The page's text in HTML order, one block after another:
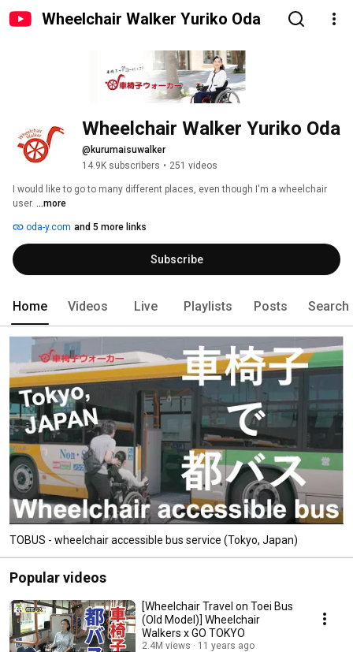
Wheelchair Walker Yuriko Oda
Wheelchair Walker Yuriko Oda
@kurumaisuwalker
14.9K subscribers • 251 videos
I would like to go to many different places, even though I'm a wheelchair
user. ...more
oda-y.com and 5 more links
Subscribe
Home Videos Live Playlists Posts Search
TOBUS - wheelchair accessible bus service (Tokyo, Japan)
Popular videos
[Wheelchair Travel on Toei Bus
(Old Model)] Wheelchair
Walkers x GO TOKYO
2.4M views 11 years ago